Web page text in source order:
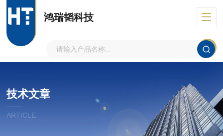
鸿瑞韬科技
技术文章
ARTICLE